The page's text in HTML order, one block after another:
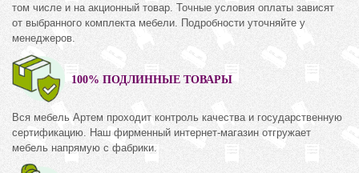
том числе и на акционный товар. Точные условия оплаты зависят
от выбранного комплекта мебели. Подробности уточняйте у
менеджеров.
100% ПОДЛИННЫЕ ТОВАРЫ
Вся мебель Артем проходит контроль качества и государственную
сертификацию. Наш фирменный интернет-магазин отгружает
мебель напрямую с фабрики.